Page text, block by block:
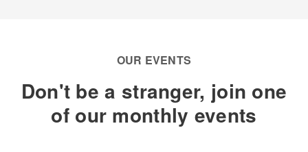
OUR EVENTS
Don't be a stranger, join one
of our monthly events